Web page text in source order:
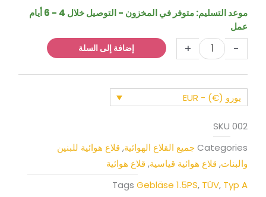
موعد التسليم:
متوفر في المخزون - التوصيل خلال 4 - 6 أيام
عمل
-
النطاط
النحاسية
+ إضافة إلى السلة
يورو (€) - EUR
SKU002
Categories جميع القلاع الهوائية, قلاع هوائية للبنين
والبنات, قلاع هوائية قياسية, قلاع هوائية
Tags Gebläse 1.5PS, TÜV, Typ A